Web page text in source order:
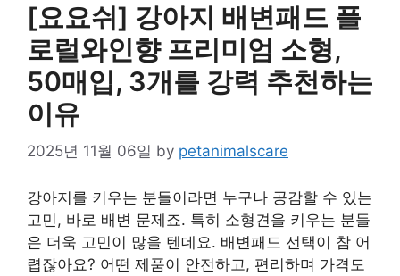
[요요쉬] 강아지 배변패드 플
로럴와인향 프리미엄 소형,
50매입, 3개를 강력 추천하는
이유
2025년 11월 06일 by petanimalscare
강아지를 키우는 분들이라면 누구나 공감할 수 있는
고민, 바로 배변 문제죠. 특히 소형견을 키우는 분들
은 더욱 고민이 많을 텐데요. 배변패드 선택이 참 어
렵잖아요? 어떤 제품이 안전하고, 편리하며 가격도